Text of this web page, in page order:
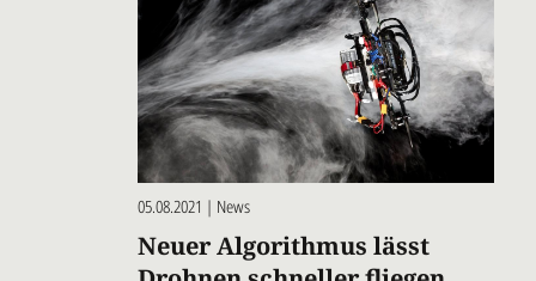
05.08.2021 | News
Neuer Algorithmus lässt